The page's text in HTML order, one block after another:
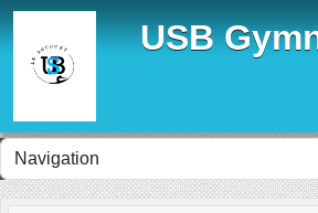
USB
Panneau de gestion des cookies